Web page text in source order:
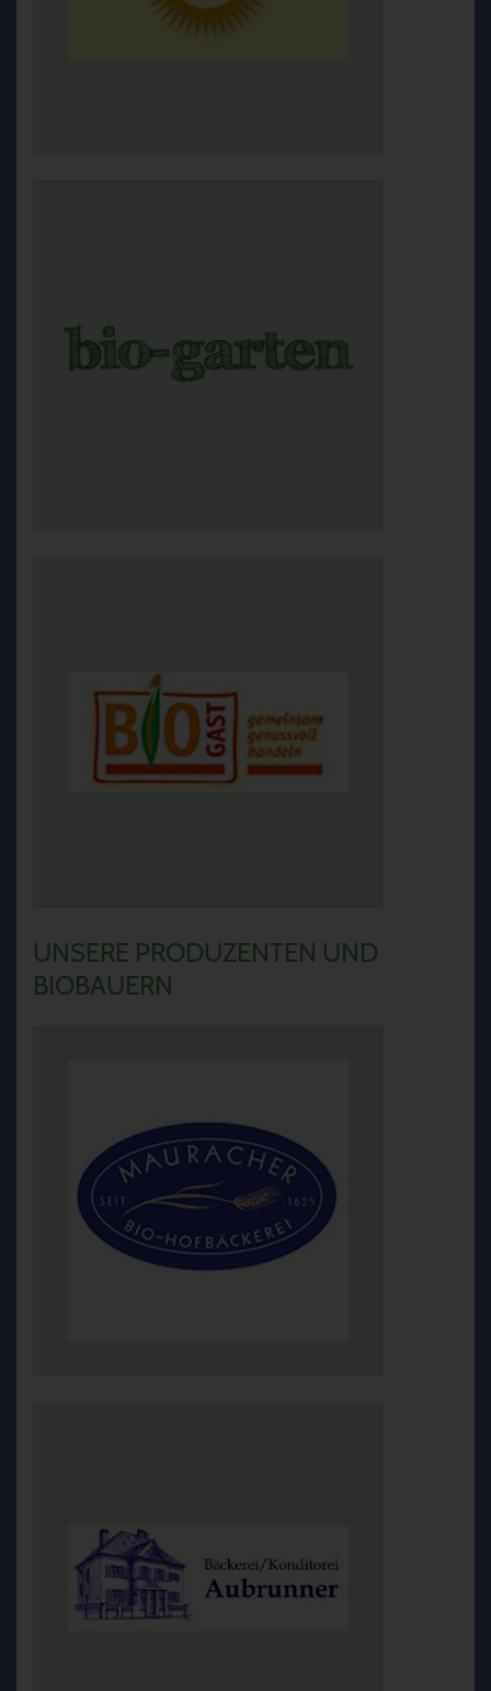
UNSERE PRODUZENTEN UND
BIOBAUERN